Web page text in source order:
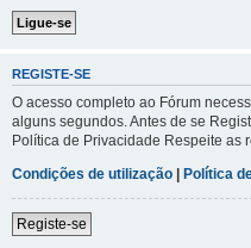
REGISTE-SE
O acesso completo ao Fórum
alguns segundos. Antes de se
Política de Privacidade Respeite as
Condições de utilização | Política
Registe-se